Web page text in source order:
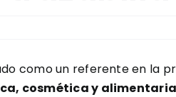
como un referente en la
cosmética y